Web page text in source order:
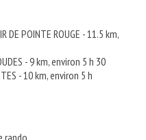
DE POINTE ROUGE - 11.5 km,
- 9 km, environ 5 h 30
- 10 km, environ 5 h
rando